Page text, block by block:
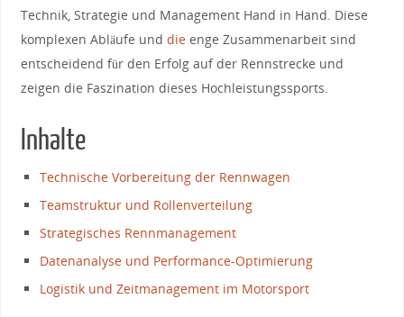
Technik, Strategie und Management Hand in Hand. Diese
komplexen Abläufe und dieenge Zusammenarbeit sind
entscheidend für ​den Erfolg auf der Rennstrecke und
zeigen die Faszination dieses Hochleistungssports.
Inhalte
Technische Vorbereitung⁤ der Rennwagen
Teamstruktur und Rollenverteilung
Strategisches Rennmanagement
Datenanalyse und Performance-Optimierung
Logistik und Zeitmanagement im Motorsport